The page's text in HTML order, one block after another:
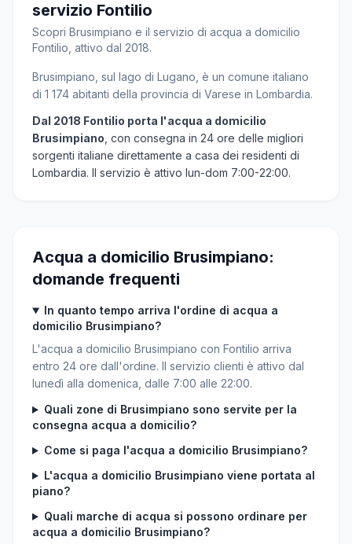
servizio Fontilio
Scopri Brusimpiano e il servizio di acqua a domicilio
Fontilio, attivo dal 2018.
Brusimpiano, sul lago di Lugano, è un comune italiano
di 1 174 abitanti della provincia di Varese in Lombardia.
Dal 2018 Fontilio porta l'acqua a domicilio
Brusimpiano , con consegna in 24 ore delle migliori
sorgenti italiane direttamente a casa dei residenti di
Lombardia. Il servizio è attivo lun-dom 7:00-22:00.
Acqua a domicilio Brusimpiano:
domande frequenti
In quanto tempo arriva l'ordine di acqua a
domicilio Brusimpiano?
L'acqua a domicilio Brusimpiano con Fontilio arriva
entro 24 ore dall'ordine. Il servizio clienti è attivo dal
lunedì alla domenica, dalle 7:00 alle 22:00.
Quali zone di Brusimpiano sono servite per la
consegna acqua a domicilio?
Come si paga l'acqua a domicilio Brusimpiano?
L'acqua a domicilio Brusimpiano viene portata al
piano?
Quali marche di acqua si possono ordinare per
acqua a domicilio Brusimpiano?